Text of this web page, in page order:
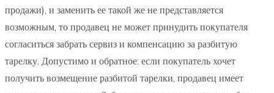
продажи), и заменить ее такой же не представляется
возможным, то продавец не может принудить покупателя
согласиться забрать сервиз и компенсацию за разбитую
тарелку. Допустимо и обратное: если покупатель хочет
получить возмещение разбитой тарелки, продавец имеет